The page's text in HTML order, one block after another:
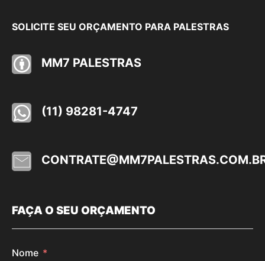
SOLICITE SEU ORÇAMENTO PARA PALESTRAS
MM7 PALESTRAS
(11) 98281-4747
FAÇA O SEU ORÇAMENTO
Nome